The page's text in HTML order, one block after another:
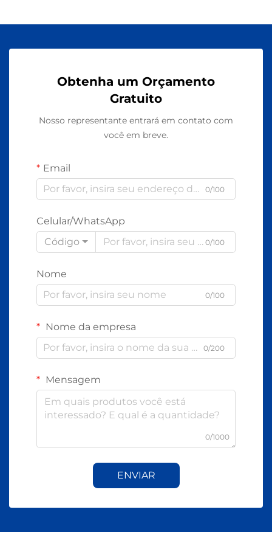
Obtenha um Orçamento
Gratuito
Nosso representante entrará em contato com
você em breve.
Email
0/100
Celular/WhatsApp
Código
0/100
Nome
0/100
Nome da empresa
0/200
Mensagem
0/1000
ENVIAR